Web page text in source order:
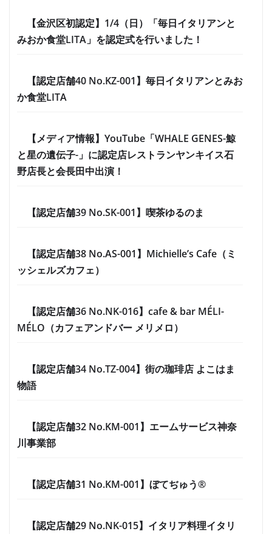
【金沢区初認定】1/4（日）「毎日イタリアンと
みおか食堂LITA」を認定式を行いました！
【認定店舗40 No.KZ-001】毎日イタリアンとみお
か食堂LITA
【メディア情報】YouTube「WHALE GENES-鯨
と星の遺伝子-」に認定店レストランヤンキイス石
野店長と会長田中出演！
【認定店舗39 No.SK-001】喫茶ゆるのま
【認定店舗38 No.AS-001】Michielle’s Cafe（ミ
ッシェルズカフェ）
【認定店舗36 No.NK-016】cafe & bar MÉLI-
MÉLO（カフェアンドバー メリメロ）
【認定店舗34 No.TZ-004】街の珈琲店 よこはま
物語
【認定店舗32 No.KM-001】エームサービス神奈
川事業部
【認定店舗31 No.KM-001】ぼてぢゅう®
【認定店舗29 No.NK-015】イタリア料理イタリ